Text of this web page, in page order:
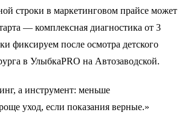
строки в маркетинговом прайсе может
— комплексная диагностика от 3
фиксируем после осмотра детского
в УлыбкаPRO на Автозаводской.
а инструмент: меньше
уход, если показания верные.»